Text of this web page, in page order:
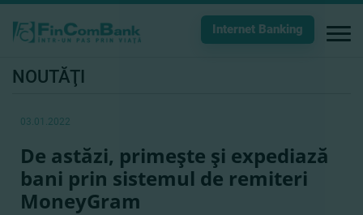
Internet Banking
NOUTĂŢI
03.01.2022
De astăzi, primeşte şi expediază
bani prin sistemul de remiteri
MoneyGram